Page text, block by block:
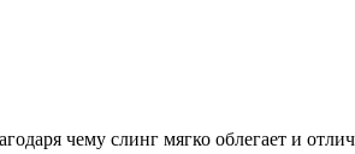
чему слинг мягко облегает и